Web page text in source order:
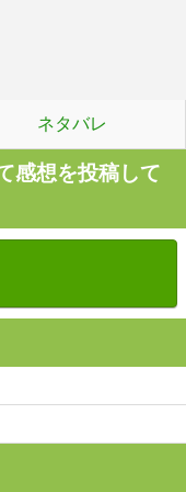
ネタバレ
感想を投稿して